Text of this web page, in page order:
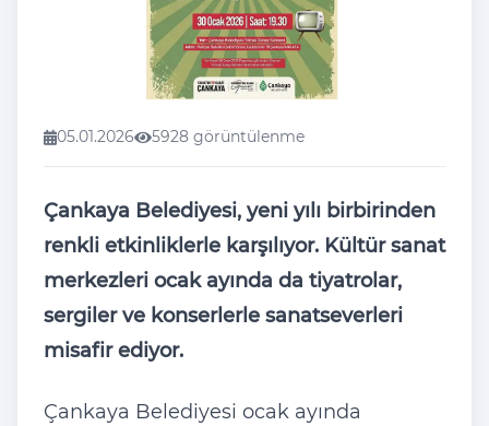
05.01.2026 5928 görüntülenme
Çankaya Belediyesi, yeni yılı birbirinden
renkli etkinliklerle karşılıyor. Kültür sanat
merkezleri ocak ayında da tiyatrolar,
sergiler ve konserlerle sanatseverleri
misafir ediyor.
Çankaya Belediyesi ocak ayında